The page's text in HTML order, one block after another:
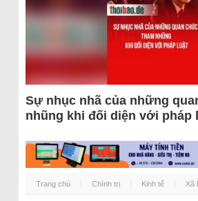
Sự nhục nhã của những
nhũng khi đối diện với pháp
Trang chủ Chính trị Kinh tế Xã